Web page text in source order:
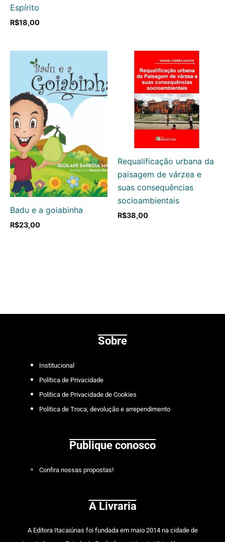
Espírito
R$18,00
Badu e a goiabinha
R$23,00
Requalificação urbana da
paisagem de várzea e
suas consequências
socioambientais
R$38,00
Sobre
Institucional
Política de Privacidade
Política de Privacidade de Cookies
Política de Troca, devolução e arrependimento
Publique conosco
Confira nossas propostas!
A Livraria
A Editora Itacaiúnas foi fundada em maio 2014 na cidade de